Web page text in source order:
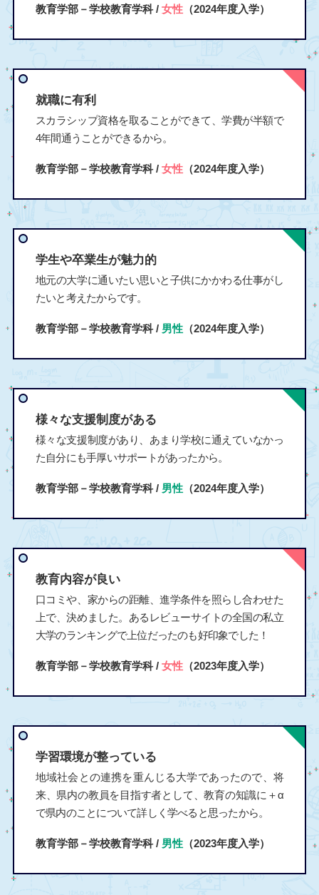
教育学部－学校教育学科 / 女性（2024年度入学）
就職に有利
スカラシップ資格を取ることができて、学費が半額で
4年間通うことができるから。
教育学部－学校教育学科 / 女性（2024年度入学）
学生や卒業生が魅力的
地元の大学に通いたい思いと子供にかかわる仕事がし
たいと考えたからです。
教育学部－学校教育学科 / 男性（2024年度入学）
様々な支援制度がある
様々な支援制度があり、あまり学校に通えていなかっ
た自分にも手厚いサポートがあったから。
教育学部－学校教育学科 / 男性（2024年度入学）
教育内容が良い
口コミや、家からの距離、進学条件を照らし合わせた
上で、決めました。あるレビューサイトの全国の私立
大学のランキングで上位だったのも好印象でした！
教育学部－学校教育学科 / 女性（2023年度入学）
学習環境が整っている
地域社会との連携を重んじる大学であったので、将
来、県内の教員を目指す者として、教育の知識に＋‪α
で県内のことについて詳しく学べると思ったから。
教育学部－学校教育学科 / 男性（2023年度入学）